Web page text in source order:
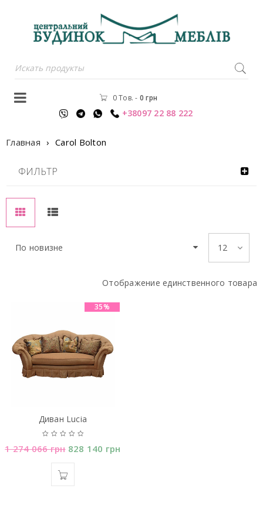
0 Тов. - 0грн
+38097 22 88 222
Главная › Carol Bolton
ФИЛЬТР
Отображение единственного товара
По новизне
35%
Диван Lucia
1 274 066грн 828 140 грн